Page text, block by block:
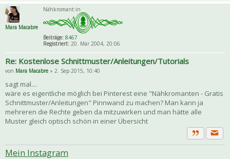
Mara Macabre
Nähkromant:in
Beiträge: 8467
Registriert: 20. Mär 2004, 20:06
Re: Kostenlose Schnittmuster/Anleitungen/Tutorials
von Mara Macabre » 2. Sep 2015, 10:40
sagt mal....
wäre es eigentliche möglich bei Pinterest eine "Nähkromanten - Gratis
Schnittmuster/Anleitungen" Pinnwand zu machen? Man kann ja
mehreren die Rechte geben da mitzuwirken und man hätte alle
Muster gleich optisch schön in einer Übersicht
Zitat
Mein Instagram